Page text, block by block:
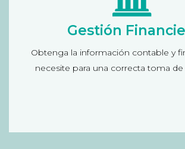
Gestión
Obtenga la información contable y
necesite para una correcta toma de
Solución para la Gestión
Informe del rendimiento financiero:
de pagos, proveedores…